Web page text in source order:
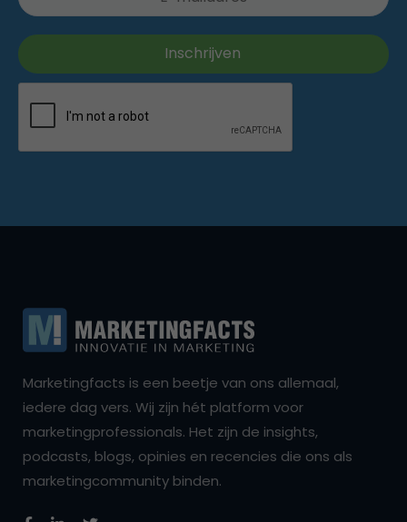
Marketingfacts is een beetje van ons allemaal,
iedere dag vers. Wij zijn hét platform voor
marketingprofessionals. Het zijn de insights,
podcasts, blogs, opinies en recencies die ons als
marketingcommunity binden.